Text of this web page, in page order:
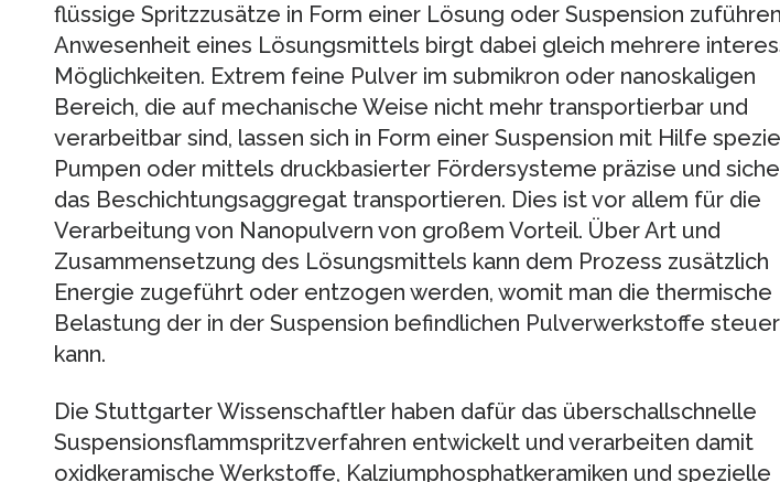
flüssige Spritzzusätze in Form einer Lösung oder Suspension
Anwesenheit eines Lösungsmittels birgt dabei gleich mehrere
Möglichkeiten. Extrem feine Pulver im submikron oder nanoskaligen
Bereich, die auf mechanische Weise nicht mehr transportierbar und
verarbeitbar sind, lassen sich in Form einer Suspension mit Hilfe
Pumpen oder mittels druckbasierter Fördersysteme präzise und
das Beschichtungsaggregat transportieren. Dies ist vor allem für die
Verarbeitung von Nanopulvern von großem Vorteil. Über Art und
Zusammensetzung des Lösungsmittels kann dem Prozess zusätzlich
Energie zugeführt oder entzogen werden, womit man die thermische
Belastung der in der Suspension befindlichen Pulverwerkstoffe
kann.
Die Stuttgarter Wissenschaftler haben dafür das überschallschnelle
Suspensionsflammspritzverfahren entwickelt und verarbeiten damit
oxidkeramische Werkstoffe, Kalziumphosphatkeramiken und spezielle